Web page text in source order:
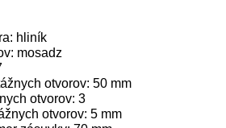
hliník
mosadz
otvorov: 50 mm
otvorov: 3
otvorov: 5 mm